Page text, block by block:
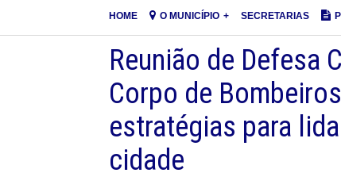
HOME O MUNICÍPIO SECRETARIAS
Reunião de Defesa
Corpo de
estratégias para
cidade